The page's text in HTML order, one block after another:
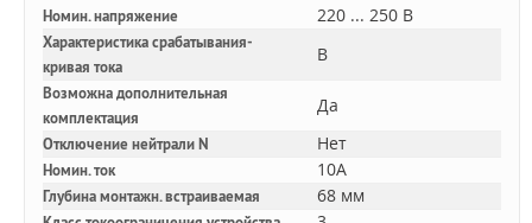
Номин. напряжение 220 ... 250 В
Характеристика срабатывания-
кривая тока
B
Возможна дополнительная
комплектация
Да
Отключение нейтрали N Нет
Номин. ток 10A
Глубина монтажн. встраиваемая 68 мм